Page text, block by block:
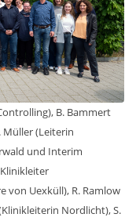
B. Bammert
Müller (Leiterin
und Interim
von Uexküll), R. Ramlow
Nordlicht), S.